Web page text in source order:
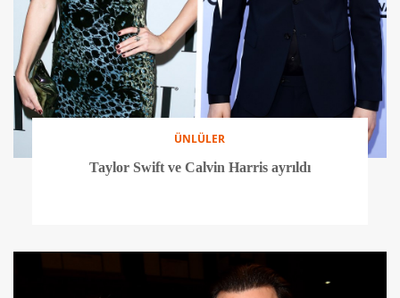
ÜNLÜLER
Taylor Swift ve Calvin Harris ayrıldı